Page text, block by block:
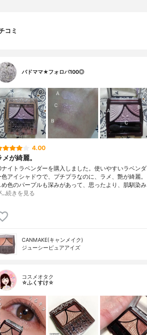
コミ
バドママ★フォロバ100◎
4.00
メが綺麗。
ナイトラベンダーを購入しました。使いやすいラベンダ
色アイシャドウで、プチプラなのに、ラメ、艶が綺麗。
め色のパープルも深みがあって、思ったより、肌馴染み
…続きを見る
CANMAKE(キャンメイク)
ジューシーピュアアイズ
コスメオタク
☆ふくすけ☆